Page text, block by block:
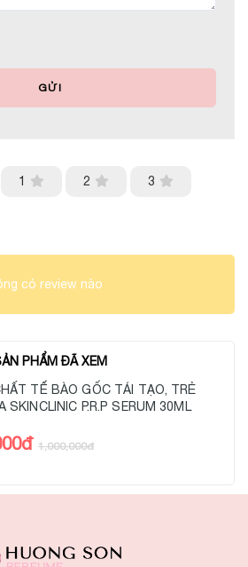
GỬI
1 2 3
có review nào
PHẨM ĐÃ XEM
TẾ BÀO GỐC TÁI TẠO, TRẺ
SKINCLINIC P.R.P SERUM 30ML
1,000,000đ